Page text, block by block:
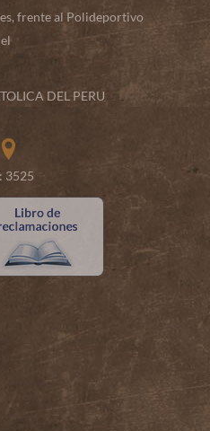
frente al Polideportivo
DEL PERU
3525